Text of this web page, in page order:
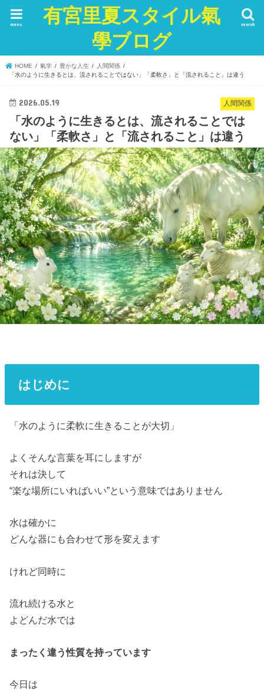
有宮里夏スタイル氣
學ブログ
search
menu
HOME 氣学 豊かな人生
人間関係
「水のように生きるとは、流されることではない」「柔軟さ」と「流されること」は違う
人間関係
2026.05.19
「水のように生きるとは、流されることでは
ない」「柔軟さ」と「流されること」は違う
はじめに
「水のように柔軟に生きることが大切」
よくそんな言葉を耳にしますが
それは決して
“楽な場所にいればいい”という意味ではありません
水は確かに
どんな器にも合わせて形を変えます
けれど同時に
流れ続ける水と
よどんだ水では
まったく違う性質を持っています
今日は